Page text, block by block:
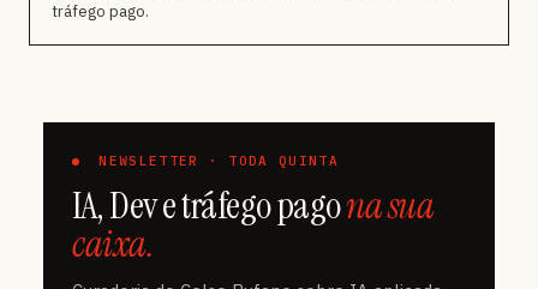
tráfego pago.
NEWSLETTER · TODA QUINTA
IA, Dev e tráfego pagona sua
caixa.